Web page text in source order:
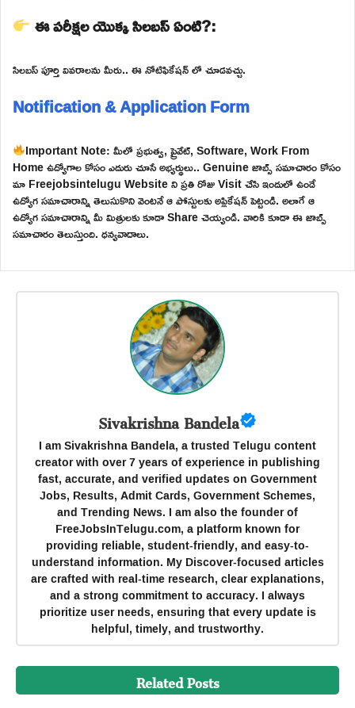
ఈ పరీక్షల యొక్క సిలబస్ ఏంటి?:
సిలబస్ పూర్తి వివరాలను మీరు.. ఈ నోటిఫికేషన్ లో చూడవచ్చు.
Notification & Application Form
Important Note: మీలో ప్రభుత్వ, ప్రైవేట్, Software, Work From
Home ఉద్యోగాల కోసం ఎదురు చూసే అభ్యర్థులు.. Genuine జాబ్స్ సమాచారం కోసం
మా Freejobsintelugu Website ని ప్రతి రోజు Visit చేసి ఇందులో ఉండే
ఉద్యోగ సమాచారాన్ని తెలుసుకొని వెంటనే ఆ పోస్టులకు అప్లికేషన్ పెట్టండి. అలాగే ఆ
ఉద్యోగ సమాచారాన్ని మీ మిత్రులకు కూడా Share చెయ్యండి. వారికి కూడా ఈ జాబ్స్
సమాచారం తెలుస్తుంది. ధన్యవాదాలు.
Sivakrishna Bandela
I am Sivakrishna Bandela, a trusted Telugu content
creator with over 7 years of experience in publishing
fast, accurate, and verified updates on Government
Jobs, Results, Admit Cards, Government Schemes,
and Trending News. I am also the founder of
FreeJobsInTelugu.com, a platform known for
providing reliable, student-friendly, and easy-to-
understand information. My Discover-focused articles
are crafted with real-time research, clear explanations,
and a strong commitment to accuracy. I always
prioritize user needs, ensuring that every update is
helpful, timely, and trustworthy.
Related Posts